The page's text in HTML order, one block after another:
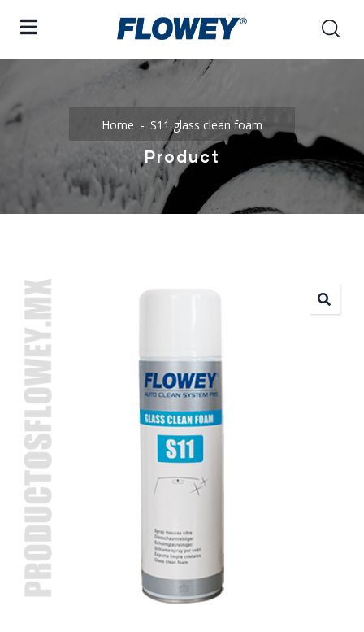
Home S11 glass clean foam
Product